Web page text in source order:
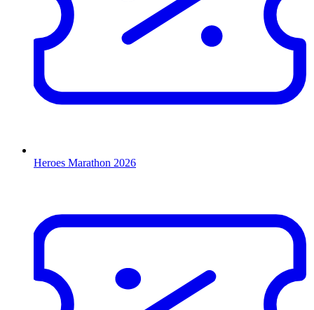
Heroes Marathon 2026